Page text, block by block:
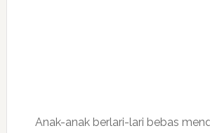
Anak-anak berlari-lari bebas